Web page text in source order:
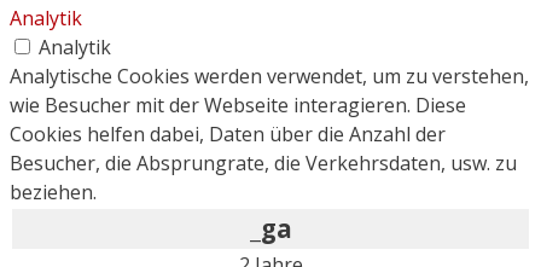
Analytik
Analytik
Analytische Cookies werden verwendet, um zu verstehen,
wie Besucher mit der Webseite interagieren. Diese
Cookies helfen dabei, Daten über die Anzahl der
Besucher, die Absprungrate, die Verkehrsdaten, usw. zu
beziehen.
_ga